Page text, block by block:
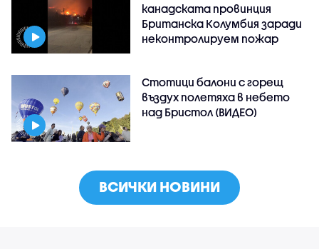
канадската провинция
Британска Колумбия заради
неконтролируем пожар
Стотици балони с горещ
въздух полетяха в небето
над Бристол (ВИДЕО)
ВСИЧКИ НОВИНИ